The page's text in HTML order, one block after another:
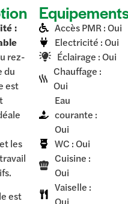
:
rez-
du
est
les
est
Accès PMR : Oui
Electricité : Oui
Éclairage : Oui
Chauffage :
Oui
Eau
courante :
Oui
WC : Oui
Cuisine :
Oui
Vaiselle :